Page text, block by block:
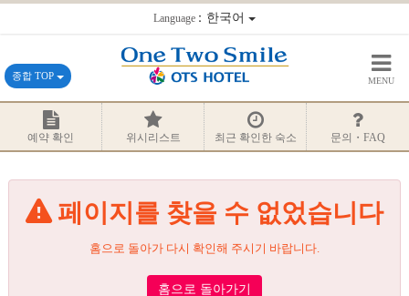
Language：한국어
종합 TOP MENU
예약 확인 위시리스트 최근 확인한 숙소 문의・FAQ
페이지를 찾을 수 없었습니다
홈으로 돌아가 다시 확인해 주시기 바랍니다.
홈으로 돌아가기